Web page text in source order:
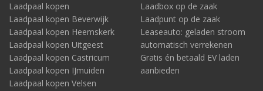
Laadpaal kopen
Laadpaal kopen Beverwijk
Laadpaal kopen Heemskerk
Laadpaal kopen Uitgeest
Laadpaal kopen Castricum
Laadpaal kopen IJmuiden
Laadpaal kopen Velsen
Laadbox op de zaak
Laadpunt op de zaak
Leaseauto: geladen stroom
automatisch verrekenen
Gratis én betaald EV laden
aanbieden